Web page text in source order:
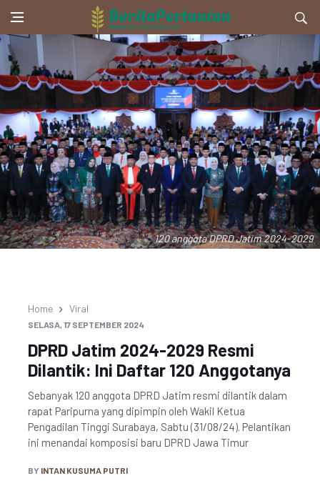
120 anggota DPRD Jatim 2024-2029
Home Viral
SELASA, 17 SEPTEMBER 2024
DPRD Jatim 2024-2029 Resmi
Dilantik: Ini Daftar 120 Anggotanya
Sebanyak 120 anggota DPRD Jatim resmi dilantik dalam
rapat Paripurna yang dipimpin oleh Wakil Ketua
Pengadilan Tinggi Surabaya, Sabtu (31/08/24). Pelantikan
ini menandai komposisi baru DPRD Jawa Timur
BY INTAN KUSUMA PUTRI